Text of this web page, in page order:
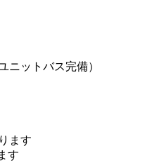
ニットバス完備）
ます
す